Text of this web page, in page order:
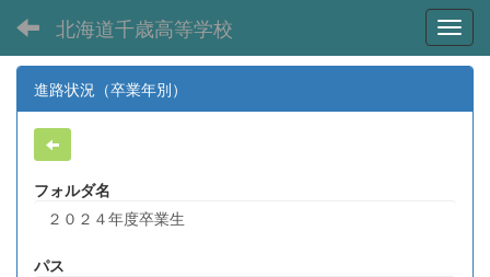
北海道千歳高等学校
進路状況（卒業年別）
フォルダ名
２０２４年度卒業生
パス